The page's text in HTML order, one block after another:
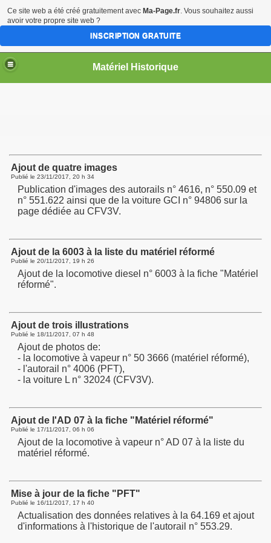
Matériel Historique
Ajout de quatre images
Publié le 23/11/2017, 20 h 34
Publication d'images des autorails n° 4616, n° 550.09 et
n° 551.622 ainsi que de la voiture GCI n° 94806 sur la
page dédiée au CFV3V.
Ajout de la 6003 à la liste du matériel réformé
Publié le 20/11/2017, 19 h 26
Ajout de la locomotive diesel n° 6003 à la fiche "Matériel
réformé".
Ajout de trois illustrations
Publié le 18/11/2017, 07 h 48
Ajout de photos de:
- la locomotive à vapeur n° 50 3666 (matériel réformé),
- l'autorail n° 4006 (PFT),
- la voiture L n° 32024 (CFV3V).
Ajout de l'AD 07 à la fiche "Matériel réformé"
Publié le 17/11/2017, 06 h 06
Ajout de la locomotive à vapeur n° AD 07 à la liste du
matériel réformé.
Mise à jour de la fiche "PFT"
Publié le 16/11/2017, 17 h 40
Actualisation des données relatives à la 64.169 et ajout
d'informations à l'historique de l'autorail n° 553.29.
Ce site web a été créé gratuitement avec Ma-Page.fr. Vous souhaitez aussi
avoir votre propre site web ?
INSCRIPTION GRATUITE